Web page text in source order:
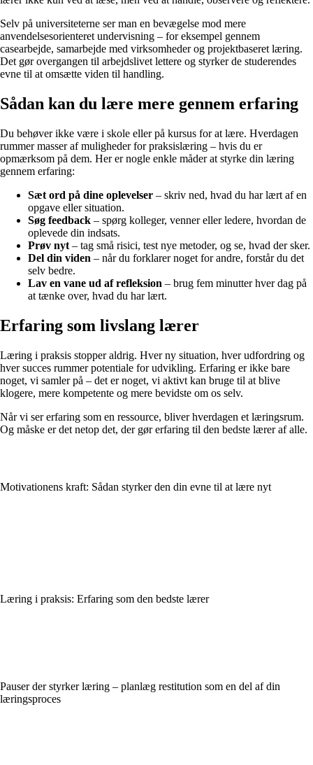
Selv på universiteterne ser man en bevægelse mod mere
anvendelsesorienteret undervisning – for eksempel gennem
casearbejde, samarbejde med virksomheder og projektbaseret læring.
Det gør overgangen til arbejdslivet lettere og styrker de studerendes
evne til at omsætte viden til handling.
Sådan kan du lære mere gennem erfaring
Du behøver ikke være i skole eller på kursus for at lære. Hverdagen
rummer masser af muligheder for praksislæring – hvis du er
opmærksom på dem. Her er nogle enkle måder at styrke din læring
gennem erfaring:
Sæt ord på dine oplevelser – skriv ned, hvad du har lært af en
opgave eller situation.
Søg feedback – spørg kolleger, venner eller ledere, hvordan de
oplevede din indsats.
Prøv nyt – tag små risici, test nye metoder, og se, hvad der sker.
Del din viden – når du forklarer noget for andre, forstår du det
selv bedre.
Lav en vane ud af refleksion – brug fem minutter hver dag på
at tænke over, hvad du har lært.
Erfaring som livslang lærer
Læring i praksis stopper aldrig. Hver ny situation, hver udfordring og
hver succes rummer potentiale for udvikling. Erfaring er ikke bare
noget, vi samler på – det er noget, vi aktivt kan bruge til at blive
klogere, mere kompetente og mere bevidste om os selv.
Når vi ser erfaring som en ressource, bliver hverdagen et læringsrum.
Og måske er det netop det, der gør erfaring til den bedste lærer af alle.
Motivationens kraft: Sådan styrker den din evne til at lære nyt
Læring i praksis: Erfaring som den bedste lærer
Pauser der styrker læring – planlæg restitution som en del af din
læringsproces